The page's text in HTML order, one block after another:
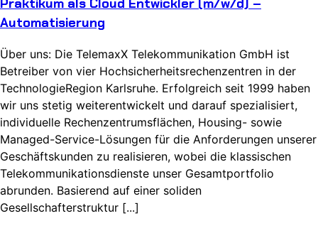
Automatisierung
Über uns: Die TelemaxX Telekommunikation GmbH ist
Betreiber von vier Hochsicherheitsrechenzentren in der
TechnologieRegion Karlsruhe. Erfolgreich seit 1999 haben
wir uns stetig weiterentwickelt und darauf spezialisiert,
individuelle Rechenzentrumsflächen, Housing- sowie
Managed-Service-Lösungen für die Anforderungen unserer
Geschäftskunden zu realisieren, wobei die klassischen
Telekommunikationsdienste unser Gesamtportfolio
abrunden. Basierend auf einer soliden
Gesellschafterstruktur [...]